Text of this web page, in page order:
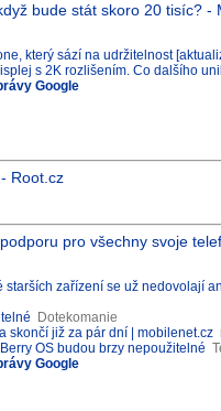
bude stát skoro 20 tisíc? -
který sází na udržitelnost
s 2K rozlišením. Co dalšího
Google
Root.cz
pro všechny svoje
starších zařízení se už nedovolají
Dotekomanie
skončí již za pár dní | mobilenet.cz
OS budou brzy nepoužitelné
Google